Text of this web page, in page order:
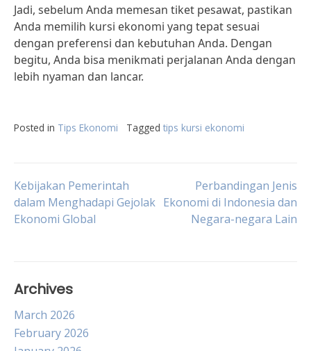
Jadi, sebelum Anda memesan tiket pesawat, pastikan
Anda memilih kursi ekonomi yang tepat sesuai
dengan preferensi dan kebutuhan Anda. Dengan
begitu, Anda bisa menikmati perjalanan Anda dengan
lebih nyaman dan lancar.
Posted in Tips Ekonomi Tagged tips kursi ekonomi
Post
navigation
Kebijakan Pemerintah
dalam Menghadapi Gejolak
Ekonomi Global
Perbandingan Jenis
Ekonomi di Indonesia dan
Negara-negara Lain
Archives
March 2026
February 2026